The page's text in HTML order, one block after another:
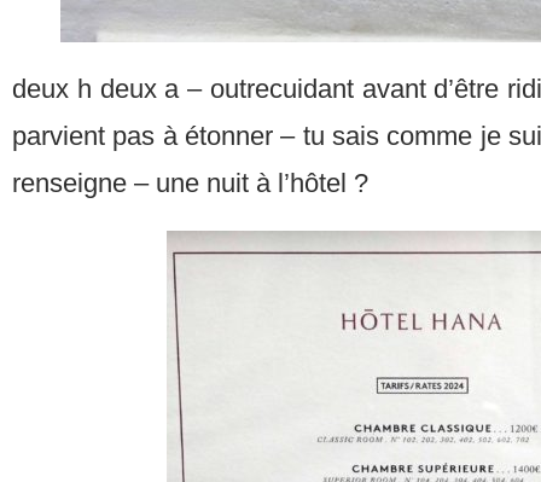
deux h deux a – outrecuidant avant d’être
parvient pas à étonner – tu sais comme je
renseigne – une nuit à l’hôtel ?